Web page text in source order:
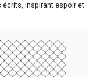
inspirant espoir et